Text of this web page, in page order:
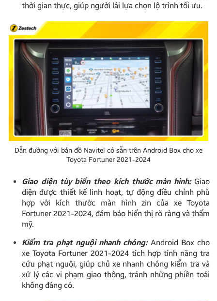
thời gian thực, giúp người lái lựa chọn lộ trình tối ưu.
Dẫn đường với bản đồ Navitel có sẵn trên Android Box cho xe
Toyota Fortuner 2021-2024
Giao diện tùy biến theo kích thước màn hình: Giao
diện được thiết kế linh hoạt, tự động điều chỉnh phù
hợp với kích thước màn hình zin của xe Toyota
Fortuner 2021-2024, đảm bảo hiển thị rõ ràng và thẩm
mỹ.
Kiểm tra phạt nguội nhanh chóng: Android Box cho
xe Toyota Fortuner 2021-2024 tích hợp tính năng tra
cứu phạt nguội, giúp chủ xe nhanh chóng kiểm tra và
xử lý các vi phạm giao thông, tránh những phiền toái
không đáng có.